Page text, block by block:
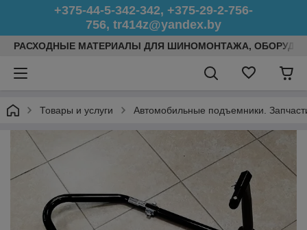
+375-44-5-342-342, +375-29-2-756-
756, tr414z@yandex.by
РАСХОДНЫЕ МАТЕРИАЛЫ ДЛЯ ШИНОМОНТАЖА,
Товары и услуги Автомобильные подъемники.